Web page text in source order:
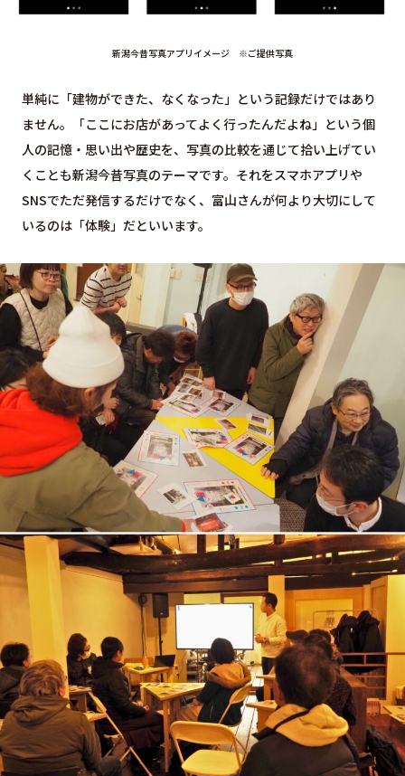
新潟今昔写真アプリイメージ ※ご提供写真
単純に「建物ができた、なくなった」という記録だけではあり
ません。「ここにお店があってよく行ったんだよね」という個
人の記憶・思い出や歴史を、写真の比較を通じて拾い上げてい
くことも新潟今昔写真のテーマです。それをスマホアプリや
SNSでただ発信するだけでなく、富山さんが何より大切にして
いるのは「体験」だといいます。